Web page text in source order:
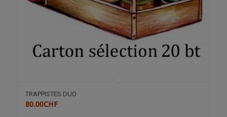
TRAPPISTES DUO
80.00CHF